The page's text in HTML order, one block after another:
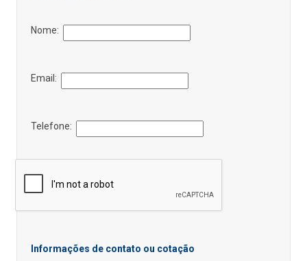
Nome:
Email:
Telefone:
Informações de contato ou cotação